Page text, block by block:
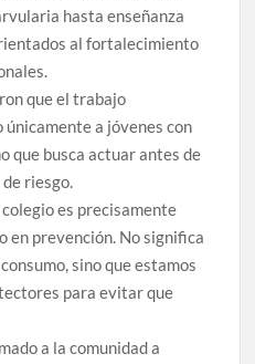
hasta enseñanza
al fortalecimiento
que el trabajo
a jóvenes con
que busca actuar antes de
riesgo.
colegio es precisamente
en prevención. No significa
sino que estamos
para evitar que
a la comunidad a